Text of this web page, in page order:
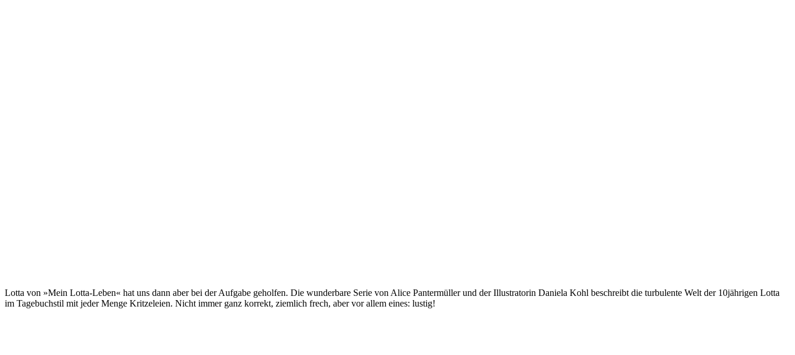
Lotta von »Mein Lotta-Leben« hat uns dann aber bei der Aufgabe geholfen. Die wunderbare Serie von Alice Pantermüller und der Illustratorin Daniela Kohl beschreibt die turbulente Welt der 10jährigen Lotta
im Tagebuchstil mit jeder Menge Kritzeleien. Nicht immer ganz korrekt, ziemlich frech, aber vor allem eines: lustig!